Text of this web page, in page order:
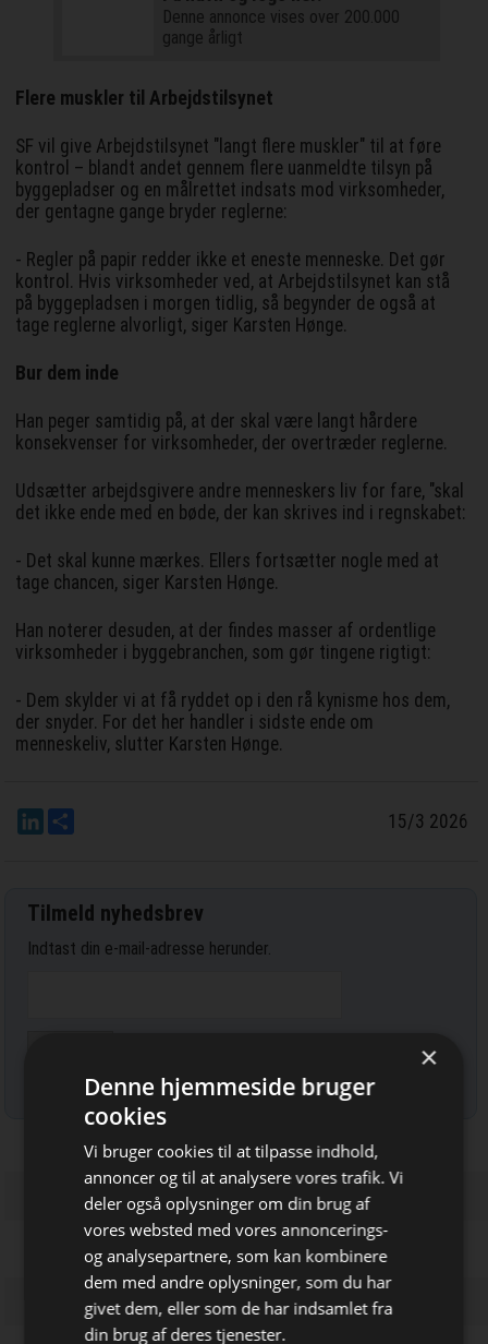
Bliv opdateret hver dag
Få de vigtigste nyheder om
Denne annonce vises over 200.000
gange årligt
Flere muskler til Arbejdstilsynet
SF vil give Arbejdstilsynet "langt flere muskler" til at føre
kontrol – blandt andet gennem flere uanmeldte tilsyn på
byggepladser og en målrettet indsats mod virksomheder,
der gentagne gange bryder reglerne:
- Regler på papir redder ikke et eneste menneske. Det gør
kontrol. Hvis virksomheder ved, at Arbejdstilsynet kan stå
på byggepladsen i morgen tidlig, så begynder de også at
tage reglerne alvorligt, siger Karsten Hønge.
Bur dem inde
Han peger samtidig på, at der skal være langt hårdere
konsekvenser for virksomheder, der overtræder reglerne.
Udsætter arbejdsgivere andre menneskers liv for fare, "skal
det ikke ende med en bøde, der kan skrives ind i regnskabet:
- Det skal kunne mærkes. Ellers fortsætter nogle med at
tage chancen, siger Karsten Hønge.
Han noterer desuden, at der findes masser af ordentlige
virksomheder i byggebranchen, som gør tingene rigtigt:
- Dem skylder vi at få ryddet op i den rå kynisme hos dem,
der snyder. For det her handler i sidste ende om
menneskeliv, slutter Karsten Hønge.
LinkedIn 15/3 2026
Tilmeld nyhedsbrev
Indtast din e-mail-adresse herunder.
Læs mere om udsendelsestidspunkter og afmelding her
×
Denne hjemmeside bruger
cookies
Vi bruger cookies til at tilpasse indhold,
annoncer og til at analysere vores trafik. Vi
deler også oplysninger om din brug af
vores websted med vores annoncerings-
og analysepartnere, som kan kombinere
dem med andre oplysninger, som du har
givet dem, eller som de har indsamlet fra
din brug af deres tjenester.